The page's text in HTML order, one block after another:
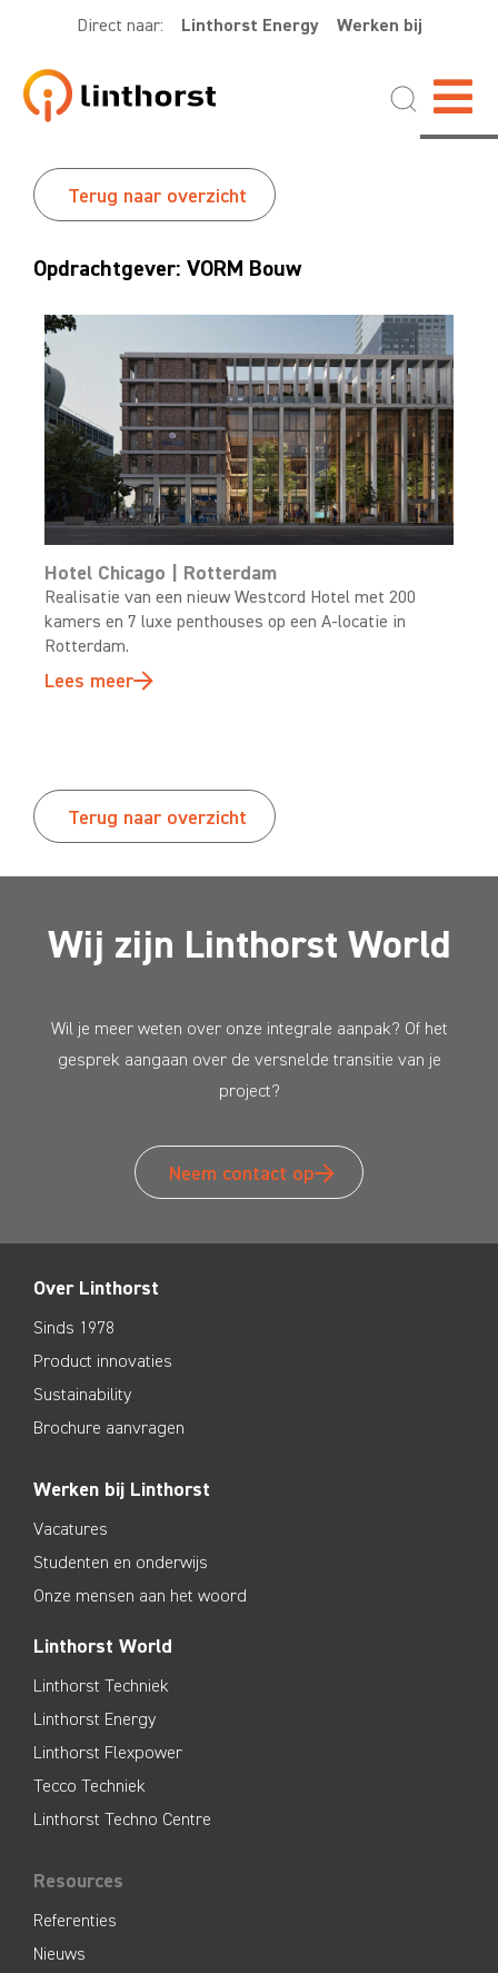
Direct naar: Linthorst Energy Werken bij
Terug naar overzicht
Opdrachtgever: VORM Bouw
Hotel Chicago | Rotterdam
Realisatie van een nieuw Westcord Hotel met 200
kamers en 7 luxe penthouses op een A-locatie in
Rotterdam.
Lees meer
Terug naar overzicht
Wij zijn Linthorst World
Wil je meer weten over onze integrale aanpak? Of het
gesprek aangaan over de versnelde transitie van je
project?
Neem contact op
Over Linthorst
Sinds 1978
Product innovaties
Sustainability
Brochure aanvragen
Werken bij Linthorst
Vacatures
Studenten en onderwijs
Onze mensen aan het woord
Linthorst World
Linthorst Techniek
Linthorst Energy
Linthorst Flexpower
Tecco Techniek
Linthorst Techno Centre
Resources
Referenties
Nieuws